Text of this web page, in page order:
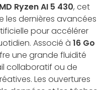
Ryzen AI 5 430, cet
les dernières avancées
pour accélérer
Associé à 16 Go
une grande fluidité
collaboratif ou de
Les ouvertures